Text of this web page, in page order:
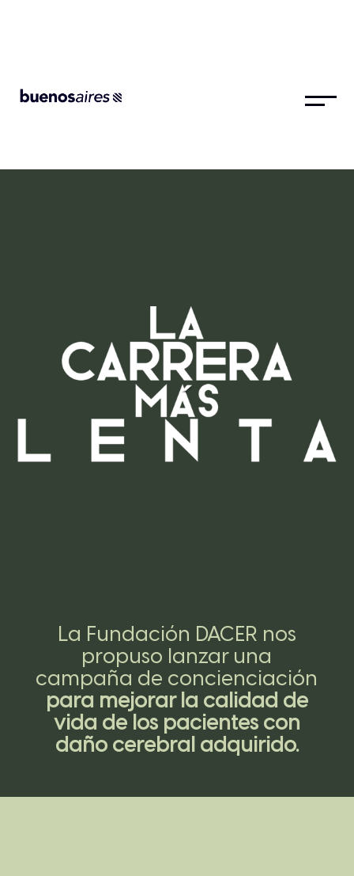
La Fundación DACER nos
propuso lanzar una
campaña de concienciación
para mejorar la calidad de
vida de los pacientes con
daño cerebral adquirido.